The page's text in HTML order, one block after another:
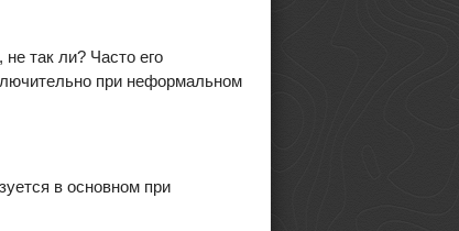
так ли? Часто его
при неформальном
в основном при